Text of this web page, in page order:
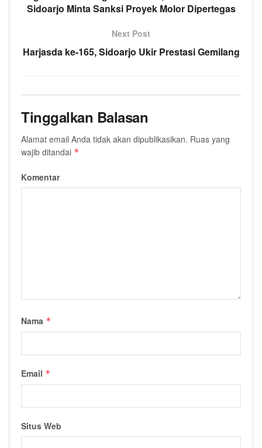
Sidoarjo Minta Sanksi Proyek Molor Dipertegas
Next Post
Harjasda ke-165, Sidoarjo Ukir Prestasi Gemilang
Tinggalkan Balasan
Alamat email Anda tidak akan dipublikasikan. Ruas yang
wajib ditandai *
Komentar
Nama *
Email *
Situs Web